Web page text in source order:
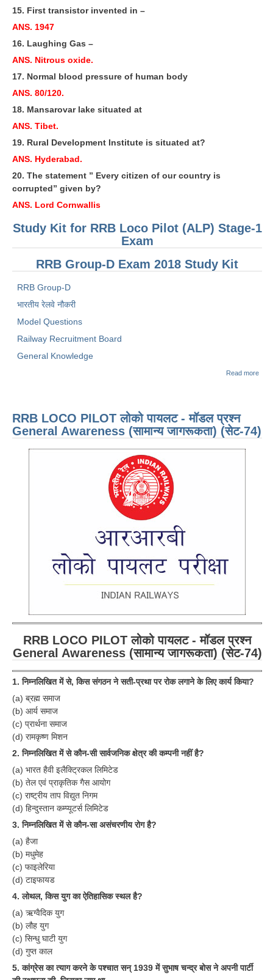
15. First transistor invented in –
ANS. 1947
16. Laughing Gas –
ANS. Nitrous oxide.
17. Normal blood pressure of human body
ANS. 80/120.
18. Mansarovar lake situated at
ANS. Tibet.
19. Rural Development Institute is situated at?
ANS. Hyderabad.
20. The statement ” Every citizen of our country is
corrupted” given by?
ANS. Lord Cornwallis
Study Kit for RRB Loco Pilot (ALP) Stage-1
Exam
RRB Group-D Exam 2018 Study Kit
RRB Group-D
भारतीय रेलवे नौकरी
Model Questions
Railway Recruitment Board
General Knowledge
Read more
RRB LOCO PILOT लोको पायलट - मॉडल प्रश्न
General Awareness (सामान्य जागरूकता) (सेट-74)
RRB LOCO PILOT लोको पायलट - मॉडल प्रश्न
General Awareness (सामान्य जागरूकता) (सेट-74)
1. निम्नलिखित में से, किस संगठन ने सती-प्रथा पर रोक लगाने के लिए कार्य किया?
(a) ब्रह्म समाज
(b) आर्य समाज
(c) प्रार्थना समाज
(d) रामकृष्ण मिशन
2. निम्नलिखित में से कौन-सी सार्वजनिक क्षेत्र की कम्पनी नहीं है?
(a) भारत हैवी इलैक्ट्रिकल लिमिटेड
(b) तेल एवं प्राकृतिक गैस आयोग
(c) राष्ट्रीय ताप विद्युत निगम
(d) हिन्दुस्तान कम्प्यूटर्स लिमिटेड
3. निम्नलिखित में से कौन-सा असंचरणीय रोग है?
(a) हैजा
(b) मधुमेह
(c) फाइलेरिया
(d) टाइफायड
4. लोथल, किस युग का ऐतिहासिक स्थल है?
(a) ऋग्वैदिक युग
(b) लौह युग
(c) सिन्धु घाटी युग
(d) गुप्त काल
5. कांग्रेस का त्याग करने के पश्चात सन् 1939 में सुभाष चन्द्र बोस ने अपनी पार्टी